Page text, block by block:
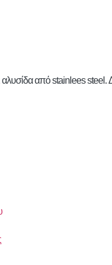
από stainlees steel.